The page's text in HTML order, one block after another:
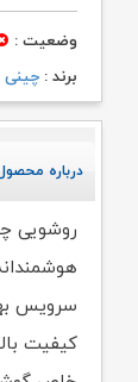
وضعیت :
برند : چینی
درباره
روشویی
سرویس
کیفیت